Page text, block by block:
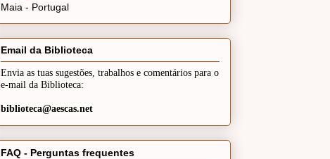
Maia - Portugal
Email da Biblioteca
Envia as tuas sugestões, trabalhos e comentários para o
e-mail da Biblioteca:
biblioteca@aescas.net
FAQ - Perguntas frequentes